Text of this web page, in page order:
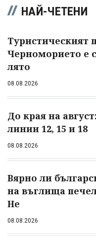
НАЙ-ЧЕТЕНИ
Туристическият
Черноморието е
лято
08.08.2026
До края на
линии 12, 15 и 18
08.08.2026
Вярно ли
на въглища
Не
08.08.2026